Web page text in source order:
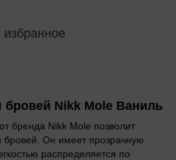
избранное
Nikk Mole Ваниль
бренда Nikk Mole позволит
бровей. Он имеет прозрачную
распределяется по